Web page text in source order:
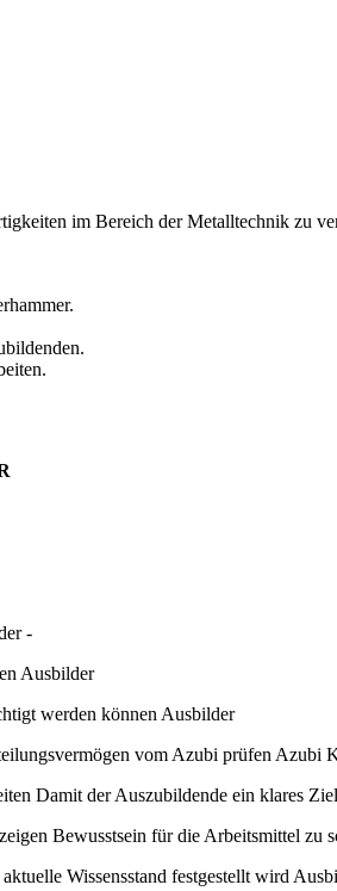
im Bereich der Metalltechnik zu
-
Ausbilder
werden können Ausbilder
vom Azubi prüfen Azubi
Damit der Auszubildende ein klares
Bewusstsein für die Arbeitsmittel zu
Wissensstand festgestellt wird